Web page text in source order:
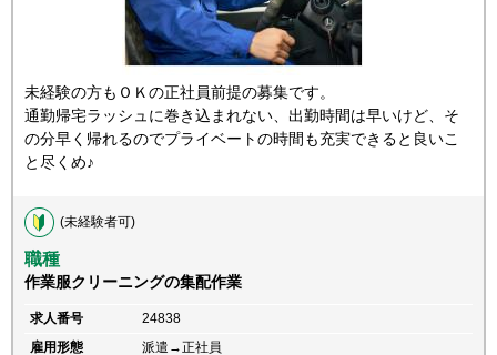
未経験の方もＯＫの正社員前提の募集です。
通勤帰宅ラッシュに巻き込まれない、出勤時間は早いけど、そ
の分早く帰れるのでプライベートの時間も充実できると良いこ
と尽くめ♪
(未経験者可)
職種
作業服クリーニングの集配作業
求人番号
24838
雇用形態
派遣→正社員